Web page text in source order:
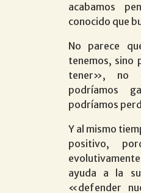
acabamos
conocido que
No parece
tenemos, sino
tener», no
podríamos
podríamos
Y al mismo
positivo,
ayuda a la
«defender